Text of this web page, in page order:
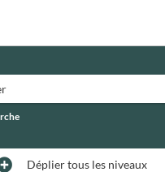
Dépliertous les niveaux